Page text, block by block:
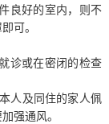
良好的室内，则不
可。
诊或在密闭的检查
强通风。